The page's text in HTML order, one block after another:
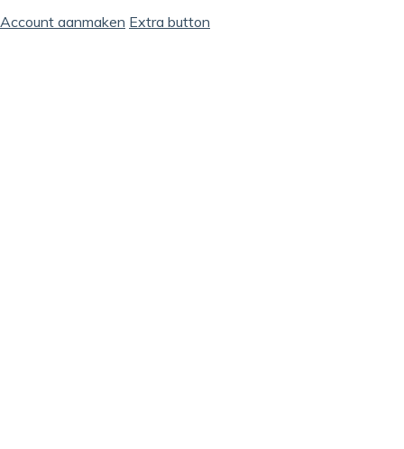
Account aanmaken Extra button